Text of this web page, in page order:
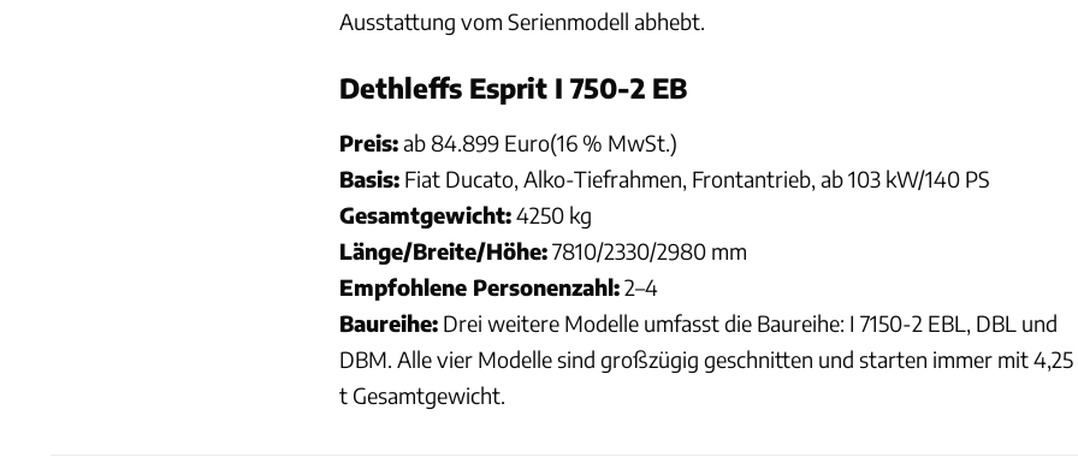
Ausstattung vom Serienmodell abhebt.
Dethleffs Esprit I 750-2 EB
Preis:ab 84.899 Euro(16 % MwSt.)
Basis: Fiat Ducato, Alko-Tiefrahmen, Frontantrieb, ab 103 kW/140 PS
Gesamtgewicht:4250 kg
Länge/Breite/Höhe:7810/2330/2980 mm
Empfohlene Personenzahl:2–4
Baureihe: Drei weitere Modelle umfasst die Baureihe: I 7150-2 EBL, DBL und
DBM. Alle vier Modelle sind großzügig geschnitten und starten immer mit 4,25
t Gesamtgewicht.